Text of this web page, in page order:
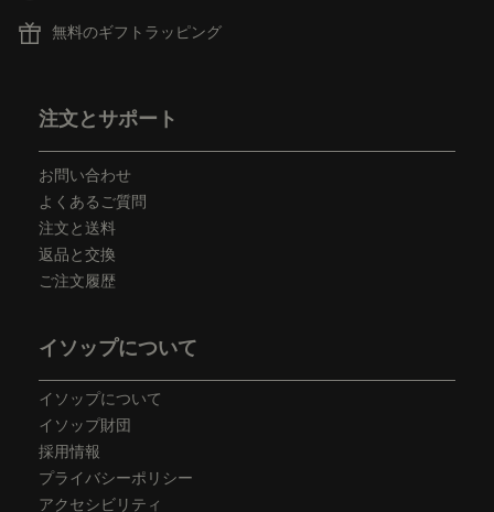
無料のギフトラッピング
注文とサポート
お問い合わせ
よくあるご質問
注文と送料
返品と交換
ご注文履歴
イソップについて
イソップについて
イソップ財団
採用情報
プライバシーポリシー
アクセシビリティ